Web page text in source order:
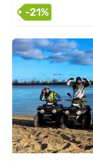
-21%